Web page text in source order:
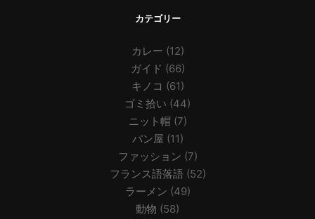
カテゴリー
カレー (12)
ガイド (66)
キノコ (61)
ゴミ拾い (44)
ニット帽 (7)
パン屋 (11)
ファッション (7)
フランス語落語 (52)
ラーメン (49)
動物 (58)